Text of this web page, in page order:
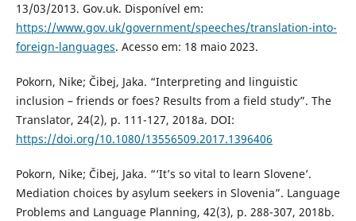
13/03/2013. Gov.uk. Disponível em:
https://www.gov.uk/government/speeches/translation-into-
foreign-languages. Acesso em: 18 maio 2023.
Pokorn, Nike; Čibej, Jaka. “Interpreting and linguistic
inclusion – friends or foes? Results from a field study”. The
Translator, 24(2), p. 111-127, 2018a. DOI:
https://doi.org/10.1080/13556509.2017.1396406
Pokorn, Nike; Čibej, Jaka. “‘It’s so vital to learn Slovene’.
Mediation choices by asylum seekers in Slovenia”. Language
Problems and Language Planning, 42(3), p. 288-307, 2018b.